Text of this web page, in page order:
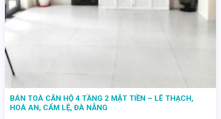
BÁN TOÀ CĂN HỘ 4 TẦNG 2 MẶT TIỀN – LÊ THẠCH,
HOÀ AN, CẨM LỆ, ĐÀ NẴNG